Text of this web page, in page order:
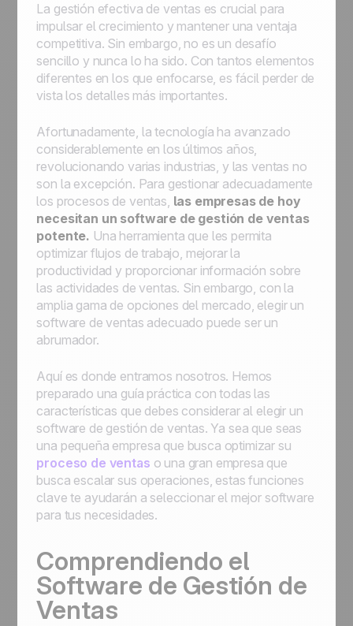
La gestión efectiva de ventas es crucial para
impulsar el crecimiento y mantener una ventaja
competitiva. Sin embargo, no es un desafío
sencillo y nunca lo ha sido. Con tantos elementos
diferentes en los que enfocarse, es fácil perder de
vista los detalles más importantes.
Afortunadamente, la tecnología ha avanzado
considerablemente en los últimos años,
revolucionando varias industrias, y las ventas no
son la excepción. Para gestionar adecuadamente
los procesos de ventas, las empresas de hoy
necesitan un software de gestión de ventas
potente. Una herramienta que les permita
optimizar flujos de trabajo, mejorar la
productividad y proporcionar información sobre
las actividades de ventas. Sin embargo, con la
amplia gama de opciones del mercado, elegir un
software de ventas adecuado puede ser un
abrumador.
Aquí es donde entramos nosotros. Hemos
preparado una guía práctica con todas las
características que debes considerar al elegir un
software de gestión de ventas. Ya sea que seas
una pequeña empresa que busca optimizar su
proceso de ventas o una gran empresa que
busca escalar sus operaciones, estas funciones
clave te ayudarán a seleccionar el mejor software
para tus necesidades.
Comprendiendo el
Software de Gestión de
Ventas